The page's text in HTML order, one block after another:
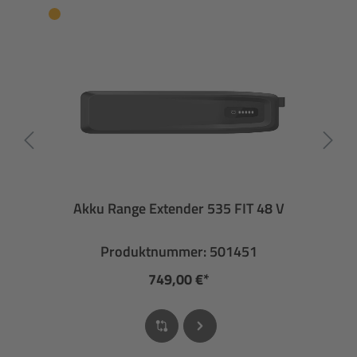
Akku Range Extender 535 FIT 48 V
Produktnummer: 501451
749,00 €*